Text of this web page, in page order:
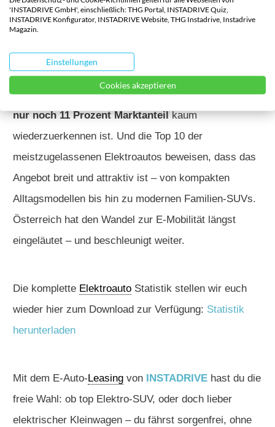
Trend, wenn man die teilelektrischen Antriebe
berücksichtigt:
bedeuten ein extrem hohes Niveau an nachhaltiger
Mobilität. Gleichzeitig verliert der klassische
Verbrenner an Gewicht, allen voran der Diesel, der mit
nur noch 11 Prozent Marktanteilkaum
wiederzuerkennen ist. Und die Top 10 der
meistzugelassenen Elektroautos beweisen, dass das
Angebot breit und attraktiv ist – von kompakten
Alltagsmodellen bis hin zu modernen Familien-SUVs.
Österreich hat den Wandel zur E-Mobilität längst
eingeläutet – und beschleunigt weiter.
Die komplette Elektroauto Statistik stellen wir euch
wieder hier zum Download zur Verfügung: Statistik
herunterladen
Mit dem E-Auto- Leasing von INSTADRIVE hast du die
freie Wahl: ob top Elektro-SUV, oder doch lieber
elektrischer Kleinwagen – du fährst sorgenfrei, ohne
'INSTADRIVE GmbH', einschließlich: THG Portal, INSTADRIVE Quiz,
INSTADRIVE Konfigurator, INSTADRIVE Website, THG Instadrive, Instadrive
Magazin.
Einstellungen
Cookies akzeptieren